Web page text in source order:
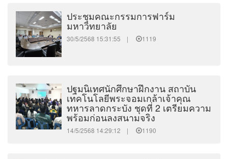
ประชุมคณะกรรมการฟาร์ม
มหาวิทยาลัย
30/5/2568 15:31:55 | 1119
ปฐมนิเทศนักศึกษาฝึกงาน สถาบัน
เทคโนโลยีพระจอมเกล้าเจ้าคุณ
ทหารลาดกระบัง ชุดที่ 2 เตรียมความ
พร้อมก่อนลงสนามจริง
14/5/2568 14:29:12 | 1190